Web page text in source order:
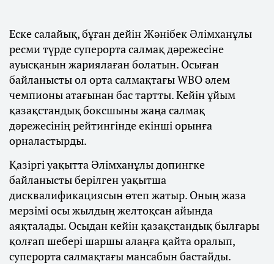
Еске салайық, бұған дейін Жәнібек Әлімханұлы
ресми түрде суперорта салмақ дәрежесіне
ауысқанын жариялаған болатын. Осыған
байланысты ол орта салмақтағы WBO әлем
чемпионы атағынан бас тартты. Кейін ұйым
қазақстандық боксшыны жаңа салмақ
дәрежесінің рейтингінде екінші орынға
орналастырды.
Қазіргі уақытта Әлімханұлы допингке
байланысты берілген уақытша
дисквалификациясын өтеп жатыр. Оның жаза
мерзімі осы жылдың желтоқсан айында
аяқталады. Осыдан кейін қазақстандық былғары
қолғап шебері шаршы алаңға қайта оралып,
суперорта салмақтағы мансабын бастайды.